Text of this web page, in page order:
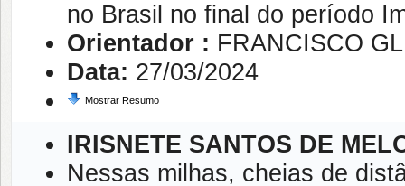
no Brasil no final do período
Orientador : FRANCISCO
Data: 27/03/2024
Mostrar Resumo
IRISNETE SANTOS DE
Nessas milhas, cheias de